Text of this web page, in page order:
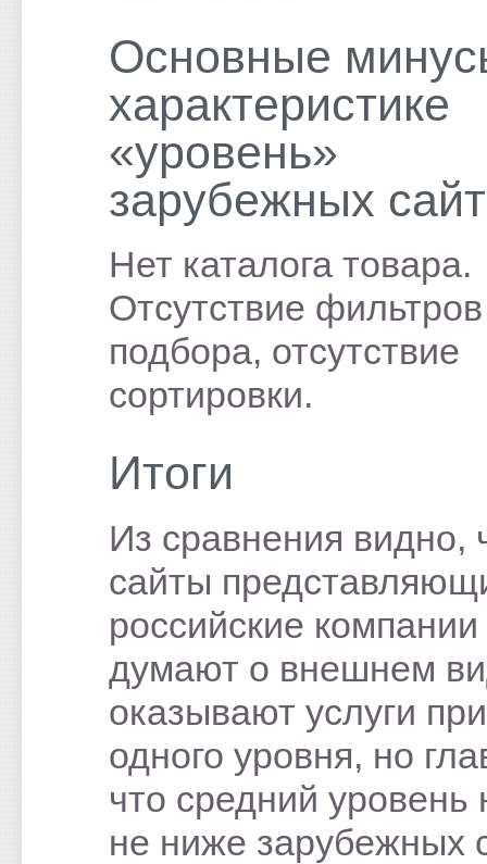
Основные
характеристике
«уровень»
зарубежных
Нет каталога товара.
Отсутствие фильтров
подбора, отсутствие
сортировки.
Итоги
Из сравнения видно,
сайты
российские
думают о внешнем
оказывают услуги
одного уровня, но
что средний уровень
не ниже зарубежных